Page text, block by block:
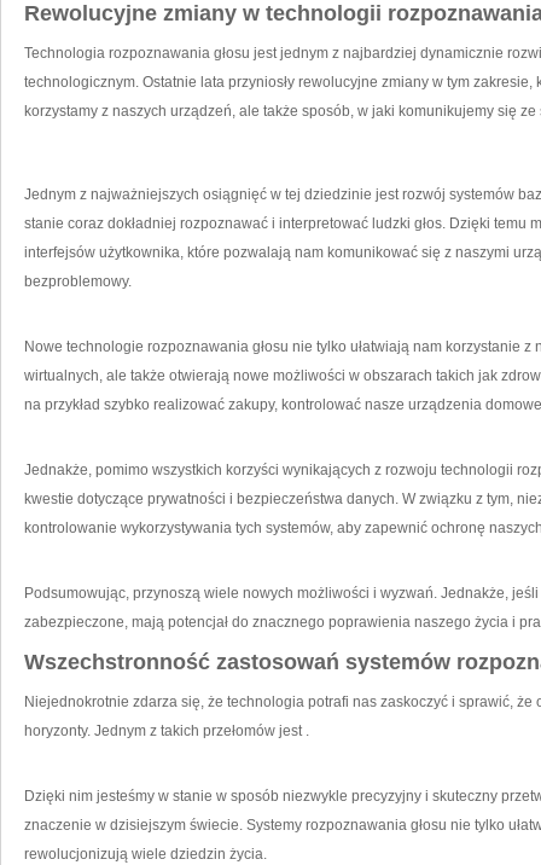
Rewolucyjne zmiany w technologii‍
Technologia rozpoznawania głosu ⁤jest jednym z ‍najbardziej dynamicznie
technologicznym. Ostatnie ‌lata przyniosły rewolucyjne ‍zmiany w tym zakresie,
korzystamy z naszych urządzeń, ale także sposób, w jaki ​komunikujemy się ze
Jednym z najważniejszych osiągnięć w tej dziedzinie jest rozwój systemów
stanie coraz dokładniej rozpoznawać i interpretować ludzki głos. Dzięki temu
interfejsów użytkownika, które pozwalają nam komunikować się z naszymi
bezproblemowy.
Nowe technologie rozpoznawania głosu nie⁢ tylko​ ułatwiają nam korzystanie z
⁢wirtualnych, ale także otwierają nowe możliwości ⁤w obszarach takich jak
na przykład szybko realizować zakupy,‌ kontrolować nasze urządzenia
Jednakże, ‌pomimo wszystkich korzyści wynikających z ‍rozwoju technologii
kwestie dotyczące prywatności i bezpieczeństwa danych. W związku z tym,⁢
kontrolowanie wykorzystywania tych ⁤systemów, aby zapewnić ochronę
Podsumowując, przynoszą ‍wiele nowych możliwości i wyzwań. Jednakże,
‍zabezpieczone,⁢ mają potencjał do znacznego poprawienia naszego życia i
Wszechstronność zastosowań systemów
Niejednokrotnie zdarza się, że technologia potrafi nas zaskoczyć i sprawić, ⁤że
horyzonty. Jednym ‍z takich przełomów jest .
Dzięki nim jesteśmy w stanie‌ w sposób niezwykle precyzyjny i skuteczny
znaczenie w dzisiejszym świecie. Systemy rozpoznawania głosu ‍nie tylko
rewolucjonizują wiele⁤ dziedzin życia. ‌